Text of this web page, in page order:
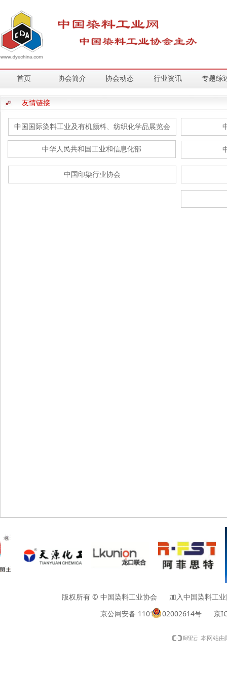
首页 协会简介 协会动态 行业资讯 专题综
友情链接
中国国际染料工业及有机颜料、纺织化学品展览会
中国印染行业协会
中华人民共和国工业和信息化部
版权所有 © 中国染料工业协会 加入中国染料工业
京公网安备 11010102002614号
京
本网站由